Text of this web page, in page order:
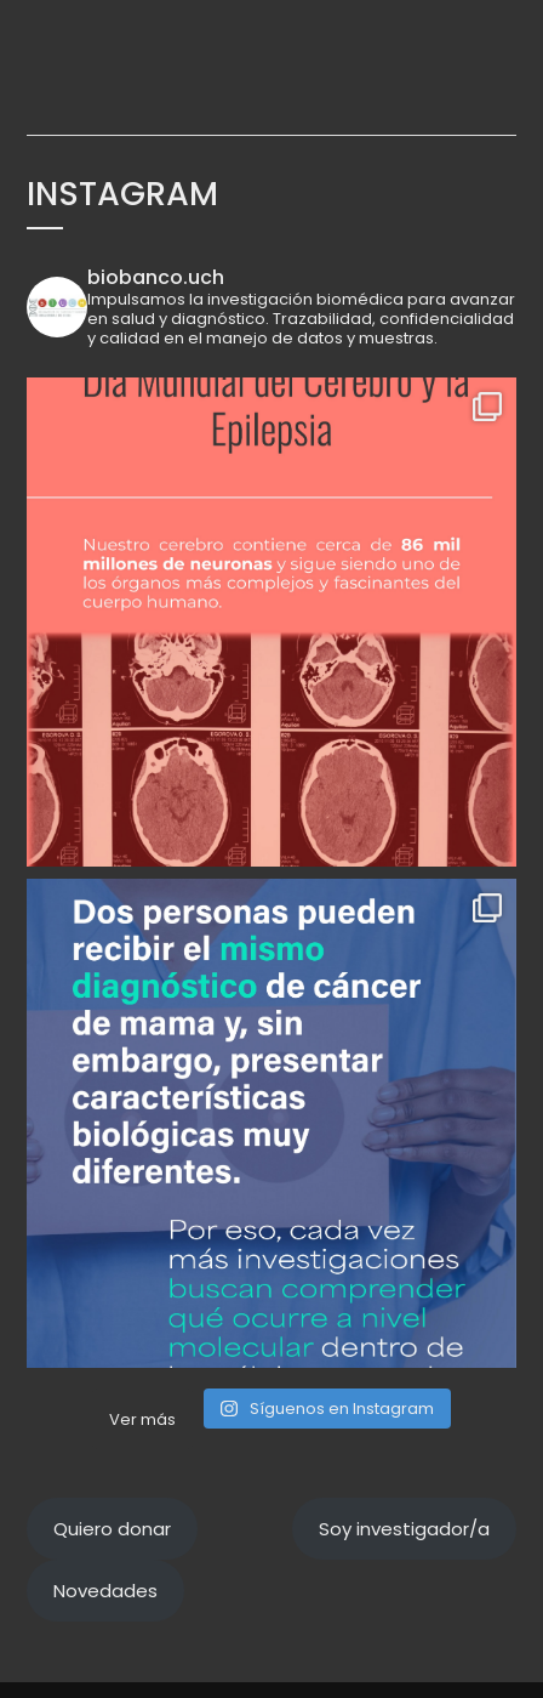
INSTAGRAM
biobanco.uch
Impulsamos la investigación biomédica para avanzar
en salud y diagnóstico. Trazabilidad, confidencialidad
y calidad en el manejo de datos y muestras.
Ver más Síguenos en Instagram
Quiero donar Soy investigador/a
Novedades